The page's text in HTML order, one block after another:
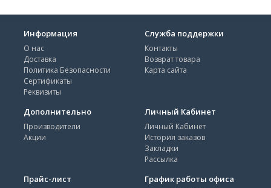
Информация
О нас
Доставка
Политика Безопасности
Сертификаты
Реквизиты
Служба поддержки
Контакты
Возврат товара
Карта сайта
Дополнительно
Производители
Акции
Личный Кабинет
Личный Кабинет
История заказов
Закладки
Рассылка
Прайс-лист График работы офиса